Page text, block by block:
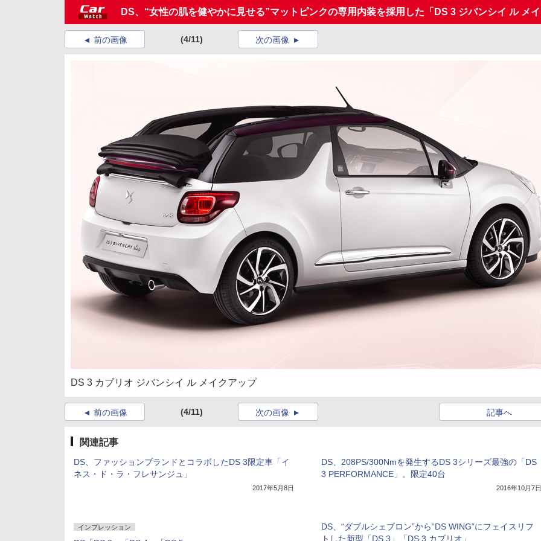
DS、“女性の肌を健やかに見せる”マットピンクの専用内装を採用した「DS 3 ジバンシイ ル メ
前の画像 (4/11) 次の画像
DS 3 カブリオ ジバンシイ ル メイクアップ
前の画像 (4/11) 記事へ
次の画像
関連記事
DS、ファッションブランドとコラボしたDS 3限定車「イ
ネス・ド・ラ・フレサンジュ」
2017年5月8日
DS、208PS/300Nmを発生するDS 3シリーズ最強の「DS
3 PERFORMANCE」。限定40台
2016年10月7日
インプレッション
DS、“ダブルシェブロン”から“DS WING”にフェイスリフ
トした新型「DS 3」「DS 3 カブリオ」